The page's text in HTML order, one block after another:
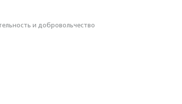
и доброволь­чест­во